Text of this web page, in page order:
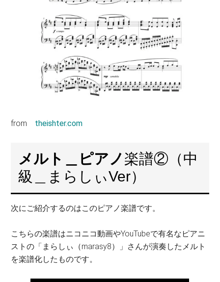
from theishter.com
メルト＿ピアノ楽譜②（中
級＿まらしぃVer）
次にご紹介するのはこのピアノ楽譜です。
こちらの楽譜はニコニコ動画やYouTubeで有名なピアニ
ストの「まらしぃ（marasy8）」さんが演奏したメルト
を楽譜化したものです。